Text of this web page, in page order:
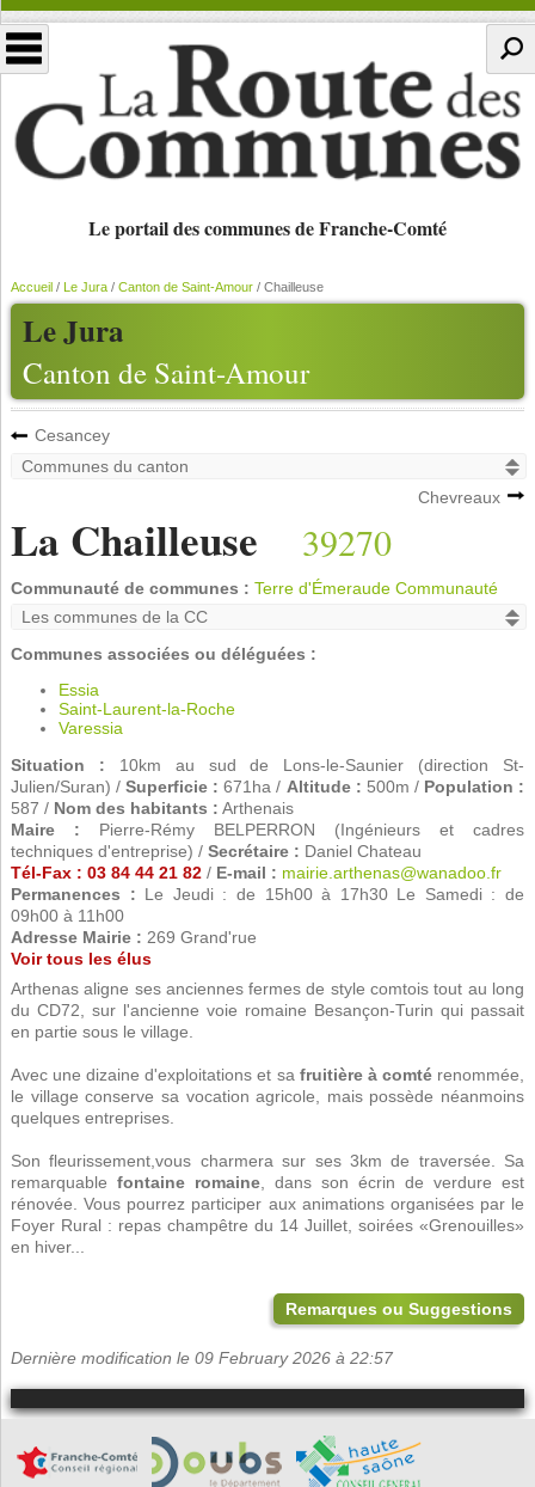
Le portail des communes de Franche-Comté
Le Jura
Canton de Saint-Amour
Accueil/ Le Jura/ Canton de Saint-Amour/ Chailleuse
Cesancey
Chevreaux
La Chailleuse 39270
Communauté de communes : Terre d'Émeraude Communauté
Communes associées ou déléguées :
Essia
Saint-Laurent-la-Roche
Varessia
Situation : 10km au sud de Lons-le-Saunier (direction St-
Julien/Suran) /Superficie : 671ha / Altitude : 500m / Population :
587 / Nom des habitants : Arthenais
Maire : Pierre-Rémy BELPERRON (Ingénieurs et cadres
techniques d'entreprise) / Secrétaire : Daniel Chateau
Tél-Fax : 03 84 44 21 82/ E-mail : mairie.arthenas@wanadoo.fr
Permanences : Le Jeudi : de 15h00 à 17h30 Le Samedi : de
09h00 à 11h00
Adresse Mairie : 269 Grand'rue
Voir tous les élus
Arthenas aligne ses anciennes fermes de style comtois tout au long
du CD72, sur l'ancienne voie romaine Besançon-Turin qui passait
en partie sous le village.
Avec une dizaine d'exploitations et sa fruitière à comtérenommée,
le village conserve sa vocation agricole, mais possède néanmoins
quelques entreprises.
Son fleurissement,vous charmera sur ses 3km de traversée. Sa
remarquable fontaine romaine, dans son écrin de verdure est
rénovée. Vous pourrez participer aux animations organisées par le
Foyer Rural : repas champêtre du 14 Juillet, soirées «Grenouilles»
en hiver...
Remarques ou Suggestions
Dernière modification le 09 February 2026 à 22:57